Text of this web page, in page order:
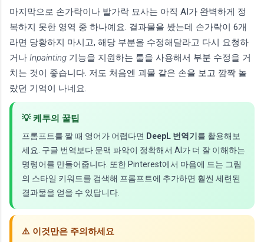
마지막으로 손가락이나 발가락 묘사는 아직 AI가 완벽하게 정
복하지 못한 영역 중 하나예요. 결과물을 봤는데 손가락이 6개
라면 당황하지 마시고, 해당 부분을 수정해달라고 다시 요청하
거나 Inpainting 기능을 지원하는 툴을 사용해서 부분 수정을 거
치는 것이 좋습니다. 저도 처음엔 괴물 같은 손을 보고 깜짝 놀
랐던 기억이 나네요.
💡 케투의 꿀팁
프롬프트를 짤 때 영어가 어렵다면 DeepL 번역기를 활용해보
세요. 구글 번역보다 문맥 파악이 정확해서 AI가 더 잘 이해하는
명령어를 만들어줍니다. 또한 Pinterest에서 마음에 드는 그림
의 스타일 키워드를 검색해 프롬프트에 추가하면 훨씬 세련된
결과물을 얻을 수 있답니다.
⚠️ 이것만은 주의하세요